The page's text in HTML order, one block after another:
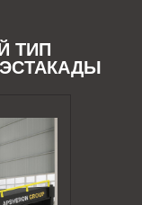
ТИП